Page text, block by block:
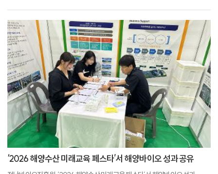
전남바이오진흥원, 성평등가족부 ‘가족친화우수기관’ 인증 획득-브레이크뉴스
전남바이오진흥원, '가족친화우수기관' 선정…일·가정 행복한 조직문화 조성
성과 인정-전자신문
‘2026 해양수산 미래교육 페스타’서 해양바이오 성과 공유